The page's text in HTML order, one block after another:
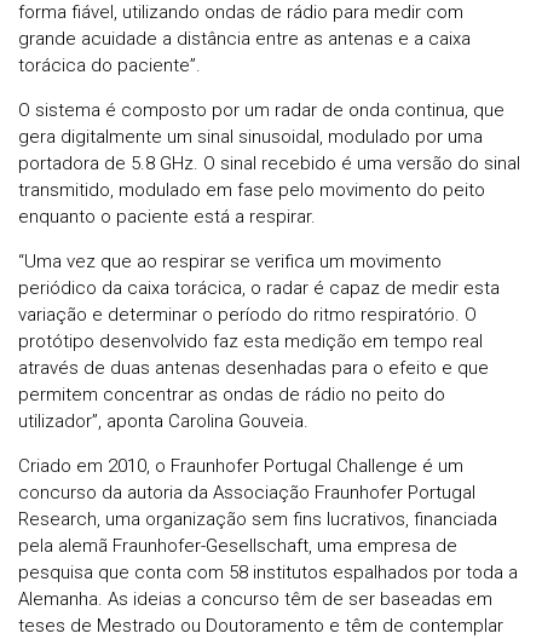
forma fiável, utilizando ondas de rádio para medir com
grande acuidade a distância entre as antenas e a caixa
torácica do paciente”.
O sistema é composto por um radar de onda continua, que
gera digitalmente um sinal sinusoidal, modulado por uma
portadora de 5.8 GHz. O sinal recebido é uma versão do sinal
transmitido, modulado em fase pelo movimento do peito
enquanto o paciente está a respirar.
“Uma vez que ao respirar se verifica um movimento
periódico da caixa torácica, o radar é capaz de medir esta
variação e determinar o período do ritmo respiratório. O
protótipo desenvolvido faz esta medição em tempo real
através de duas antenas desenhadas para o efeito e que
permitem concentrar as ondas de rádio no peito do
utilizador”, aponta Carolina Gouveia.
Criado em 2010, o Fraunhofer Portugal Challenge é um
concurso da autoria da Associação Fraunhofer Portugal
Research, uma organização sem fins lucrativos, financiada
pela alemã Fraunhofer-Gesellschaft, uma empresa de
pesquisa que conta com 58 institutos espalhados por toda a
Alemanha. As ideias a concurso têm de ser baseadas em
teses de Mestrado ou Doutoramento e têm de contemplar